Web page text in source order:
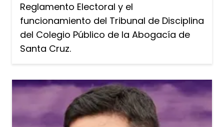
Reglamento Electoral y el
funcionamiento del Tribunal de Disciplina
del Colegio Público de la Abogacía de
Santa Cruz.